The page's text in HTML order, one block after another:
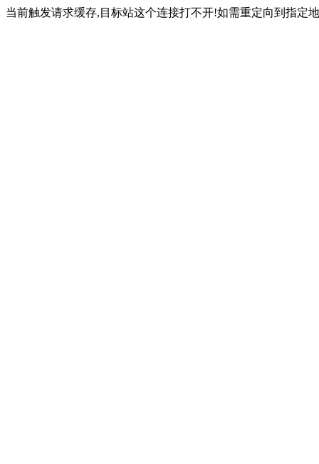
当前触发请求缓存,目标站这个连接打不开!如需重定向到指定